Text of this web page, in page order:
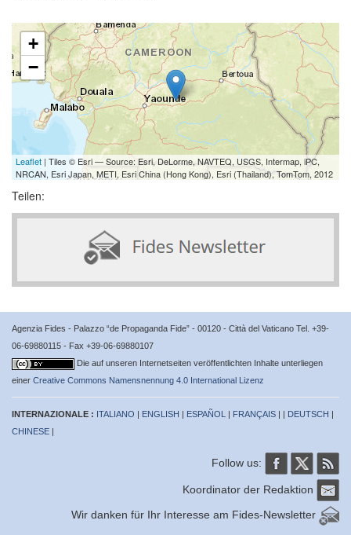
+
−
Leaflet | Tiles © Esri — Source: Esri, DeLorme, NAVTEQ, USGS, Intermap, iPC,
NRCAN, Esri Japan, METI, Esri China (Hong Kong), Esri (Thailand), TomTom, 2012
Teilen:
Agenzia Fides - Palazzo “de Propaganda Fide” - 00120 - Città del Vaticano Tel. +39-
06-69880115 - Fax +39-06-69880107
Die auf unseren Internetseiten veröffentlichten Inhalte unterliegen
einer Creative Commons Namensnennung 4.0 International Lizenz
INTERNAZIONALE : ITALIANO | ENGLISH | ESPAÑOL | FRANÇAIS | | DEUTSCH |
CHINESE |
Follow us:
Koordinator der Redaktion
Wir danken für Ihr Interesse am Fides-Newsletter